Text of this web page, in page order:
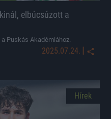
elbúcsúzott a
Puskás Akadémiához.
2025.07.24. |
Hírek